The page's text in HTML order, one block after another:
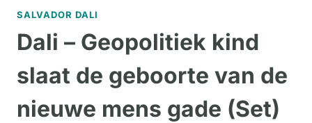
SALVADOR DALI
Dali – Geopolitiek kind
slaat de geboorte van de
nieuwe mens gade (Set)